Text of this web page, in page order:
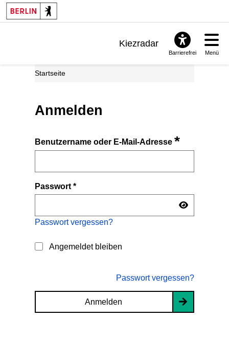
Kiezradar
Barrierefrei Menü
Startseite
Anmelden
Benutzername oder E-Mail-Adresse*
Passwort*
Passwort vergessen?
Angemeldet bleiben
Passwort vergessen?
Anmelden